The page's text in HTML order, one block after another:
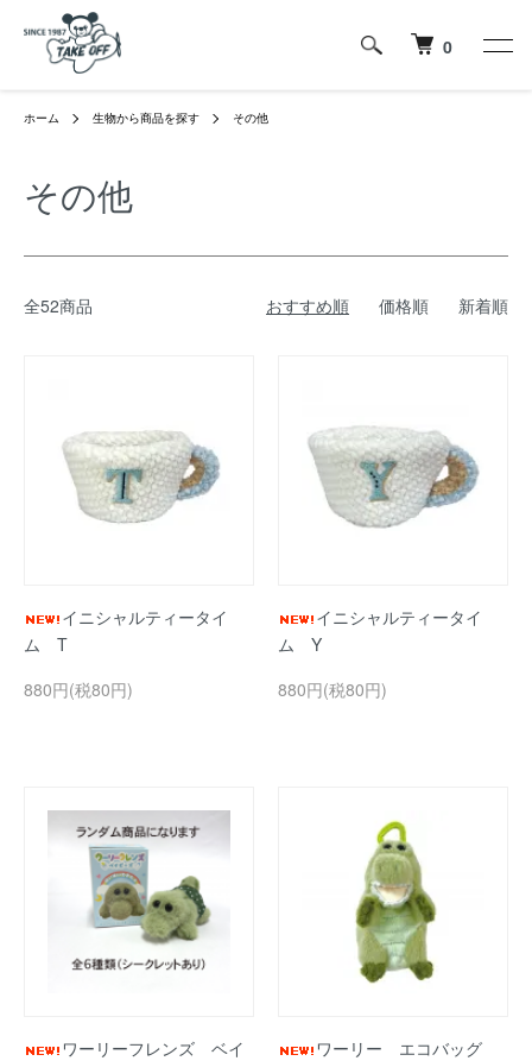
0
ホーム 生物から商品を探す その他
その他
全52商品 おすすめ順 価格順 新着順
イニシャルティータイ
ム T
880円(税80円)
イニシャルティータイ
ム Y
880円(税80円)
ワーリーフレンズ ベイ
ワーリー エコバッグ